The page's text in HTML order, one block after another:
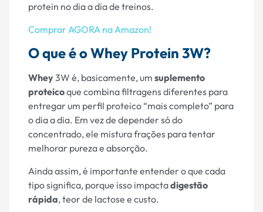
protein no dia a dia de treinos.
Comprar AGORA na Amazon!
O que é o Whey Protein 3W?
Whey3W é, basicamente, um suplemento
proteicoque combina filtragens diferentes para
entregar um perfil proteico “mais completo” para
o dia a dia. Em vez de depender só do
concentrado, ele mistura frações para tentar
melhorar pureza e absorção.
Ainda assim, é importante entender o que cada
tipo significa, porque isso impactadigestão
rápida, teor de lactose e custo.